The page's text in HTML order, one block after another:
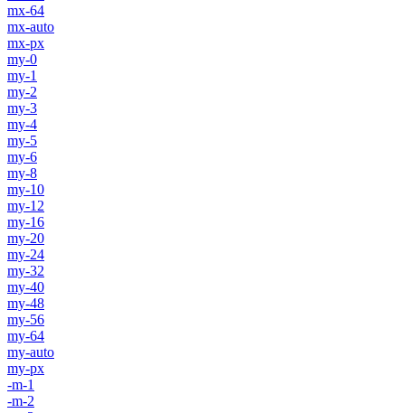
mx-64
mx-auto
mx-px
my-0
my-1
my-2
my-3
my-4
my-5
my-6
my-8
my-10
my-12
my-16
my-20
my-24
my-32
my-40
my-48
my-56
my-64
my-auto
my-px
-m-1
-m-2